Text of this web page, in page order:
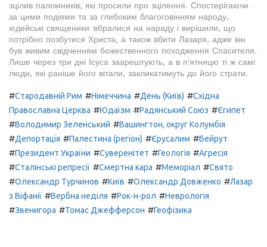
зцілив паломників, які просили про зцілення. Спостерігаючи
за цими подіями та за глибоким благоговінням народу,
юдейські священики зібралися на нараду і вирішили, що
потрібно позбутися Христа, а також вбити Лазаря, адже він
був живим свідченням божественного походження Спасителя.
Лише через три дні Ісуса заарештують, а в п'ятницю ті ж самі
люди, які раніше його вітали, закликатимуть до його страти.
#Стародавній Рим #Німеччина #День (Київ) #Східна
Православна Церква #Юдаїзм #Радянський Союз #Єгипет
#Володимир Зеленський #Вашингтон, округ Колумбія
#Депортація #Палестина (регіон) #Єрусалим #Бейрут
#Президент України #Суверенітет #Геологія #Агресія
#Сталінські репресії #Смертна кара #Меморіал #Свято
#Олександр Турчинов #Київ #Олександр Довженко #Лазар
з Віфанії #Вербна неділя #Рок-н-рол #Неврологія
#Звенигора #Томас Джефферсон #Геофізика